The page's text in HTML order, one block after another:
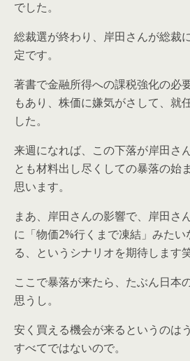
でした。
総裁選が終わり、岸田さんが総裁
定です。
著書で金融所得への課税強化の必
もあり、株価に嫌気がさして、就
した。
来週になれば、この下落が岸田さ
とも材料出し尽くしての暴落の始
思います。
まあ、岸田さんの影響で、岸田さ
に「物価2%行くまで凍結」みた
る、というシナリオを期待します
ここで暴落が来たら、たぶん日本
思うし。
安く買える機会が来るというのは
すべてではないので。